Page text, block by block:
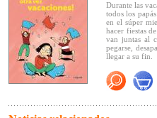
Durante las
todos los
en el súper
hacer fiestas
van juntas al
pegarse,
llegar a su fin.
Con un
muestra la
una sonrisa
-Un cuento
perspectiva.